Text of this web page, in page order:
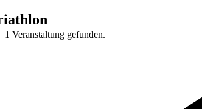
1 Veranstaltung gefunden.